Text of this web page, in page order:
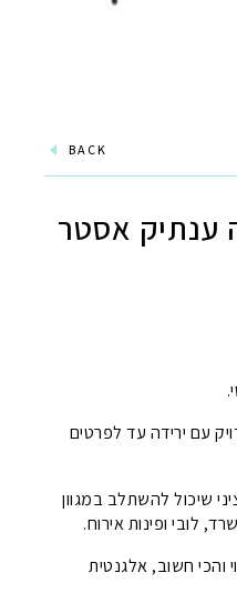
BACK
ענתיק אסטר
עם ירידה עד לפרטים
שיכול להשתלב במגוון
לובי ופינות אירוח.
והכי חשוב, אלגנטית